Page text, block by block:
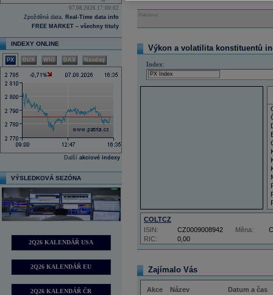
07.08.2026 17:00:02
Zpožděná data, Real-Time data info
FREE MARKET – všechny tituly
INDEXY ONLINE
PX BUX WIG DAX Nasdaq
Další akciové indexy
VÝSLEDKOVÁ SEZÓNA
2Q26 KALENDÁŘ USA
2Q26 KALENDÁŘ EU
2Q26 KALENDÁŘ ČR
Reklama
Výkon a volatilita konstituentů
Index:
COLTCZ
RIC: 0,00
ISIN: CZ0009008942 Měna:
Zajímalo Vás
Akce Název Datum a čas